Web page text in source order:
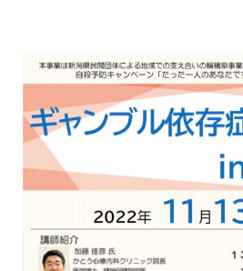
プレスリリース
お問い合わせ
言語選択/Select Language:English